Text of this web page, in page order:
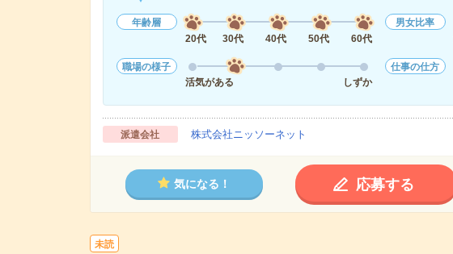
年齢層
20代
30代 40代 50代 60代
男女比率
職場の様子
活気がある
しずか
仕事の仕方
派遣会社 株式会社ニッソーネット
気になる！ 応募する
未読